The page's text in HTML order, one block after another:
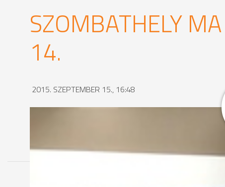
SZOMBATHELY
14.
2015. SZEPTEMBER 15., 16:48